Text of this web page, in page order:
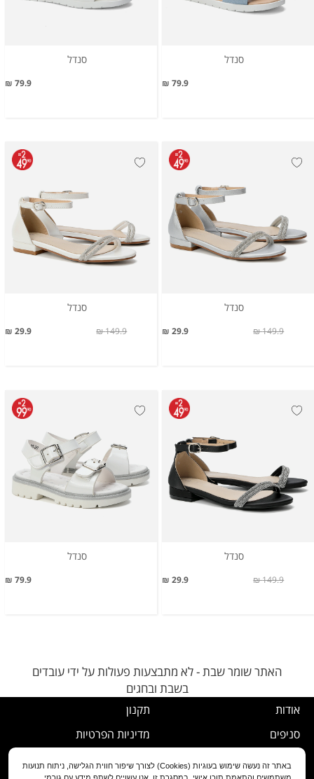
סנדל
79.9 ₪
סנדל
79.9 ₪
סנדל
29.9 ₪ 149.9 ₪
סנדל
29.9 ₪ 149.9 ₪
סנדל
29.9 ₪ 149.9 ₪
סנדל
79.9 ₪
האתר שומר שבת - לא מתבצעות פעולות על ידי עובדים
בשבת ובחגים
אודות
סניפים
תקנון
מדיניות הפרטיות
נוהל ביטול עסקה
באתר זה נעשה שימוש בעוגיות (Cookies) לצורך שיפור חווית הגלישה, ניתוח תנועות